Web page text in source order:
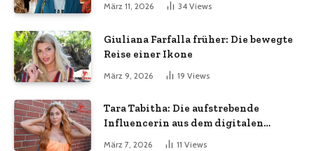
März 11, 2026 34 Views
Giuliana Farfalla früher: Die bewegte
Reise einer Ikone
März 9, 2026 19 Views
Tara Tabitha: Die aufstrebende
Influencerin aus dem digitalen
März 7, 2026 11 Views